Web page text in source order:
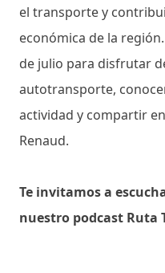
el transporte y
económica de la
de julio para disfrutar
autotransporte,
actividad y compartir
Renaud.
Te invitamos a
nuestro podcast Ruta